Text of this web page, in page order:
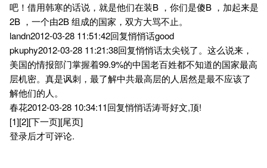
吧！借用韩寒的话说，就是他们在装B ，你们是傻B ，加起来是
2B ，一个由2B 组成的国家，双方大骂不止。
landn2012-03-28 11:51:42回复悄悄话good
pkuphy2012-03-28 11:21:38回复悄悄话太尖锐了。这么说来，
美国的情报部门掌握着99.9%的中国老百姓都不知道的国家最高
层机密。真是讽刺，最了解中共最高层的人居然是最不应该了
解他们的人。
春花2012-03-28 10:34:11回复悄悄话涛哥好文,顶!
[1][2][下一页][尾页]
登录后才可评论.